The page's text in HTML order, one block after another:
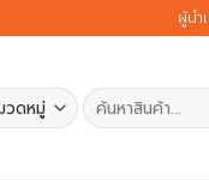
ผู้นำ
ค้นหา: